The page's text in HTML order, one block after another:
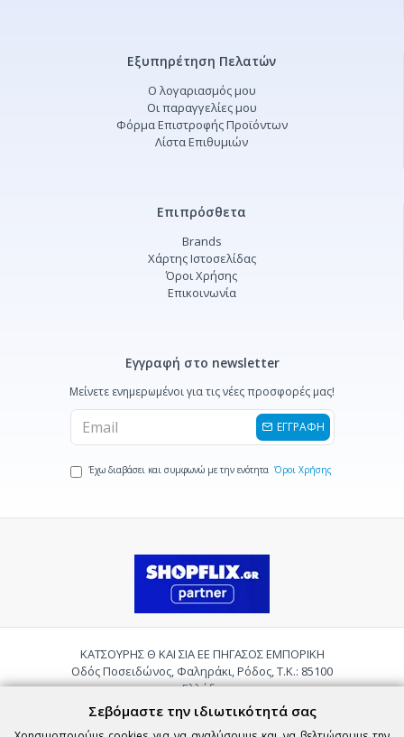
Εξυπηρέτηση Πελατών
Ο λογαριασμός μου
Οι παραγγελίες μου
Φόρμα Επιστροφής Προϊόντων
Λίστα Επιθυμιών
Επιπρόσθετα
Brands
Χάρτης Ιστοσελίδας
Όροι Χρήσης
Επικοινωνία
Εγγραφή στο newsletter
Μείνετε ενημερωμένοι για τις νέες προσφορές μας!
ΕΓΓΡΑΦΗ
Έχω διαβάσει και συμφωνώ με την ενότητα Όροι Χρήσης
ΚΑΤΣΟΥΡΗΣ Θ ΚΑΙ ΣΙΑ ΕΕ ΠΗΓΑΣΟΣ ΕΜΠΟΡΙΚΗ
Οδός Ποσειδώνος, Φαληράκι, Ρόδος, Τ.Κ.: 85100
Ελλάδα
Τηλ.:2241085059
Email:
pigasosemporiki@gmail.com
Σεβόμαστε την ιδιωτικότητά σας